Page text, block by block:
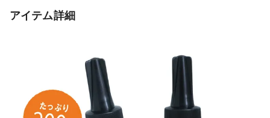
アイテム詳細